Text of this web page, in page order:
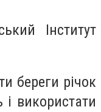
Інститут
береги річок
і використати